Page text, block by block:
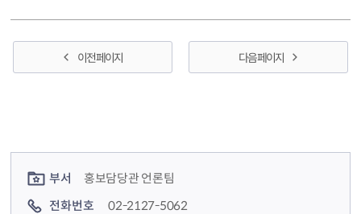
상했습니다....
이전 페이지 다음 페이지
부서
홍보담당관 언론팀
전화번호
02-2127-5062